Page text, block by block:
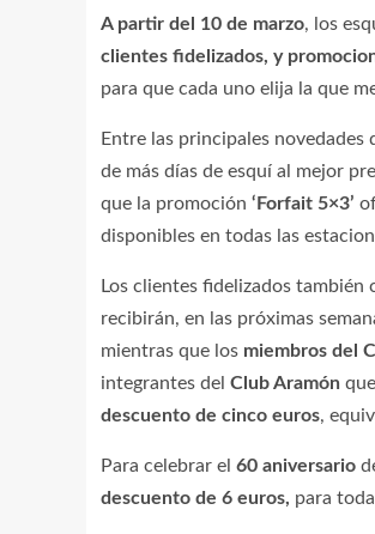
A partir del 10 de marzo, los
clientes fidelizados, y
para que cada uno elija la que
Entre las principales novedades
de más días de esquí al mejor
que la promoción ‘Forfait 5×3’
disponibles en todas las
Los clientes fidelizados también
recibirán, en las próximas
mientras que los miembros del
integrantes del Club Aramón
descuento de cinco euros,
Para celebrar el 60 aniversario
descuento de 6 euros, para